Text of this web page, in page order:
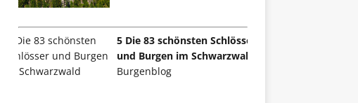
5 Die 83 schönsten Schlösser
und Burgen im Schwarzwald
Burgenblog